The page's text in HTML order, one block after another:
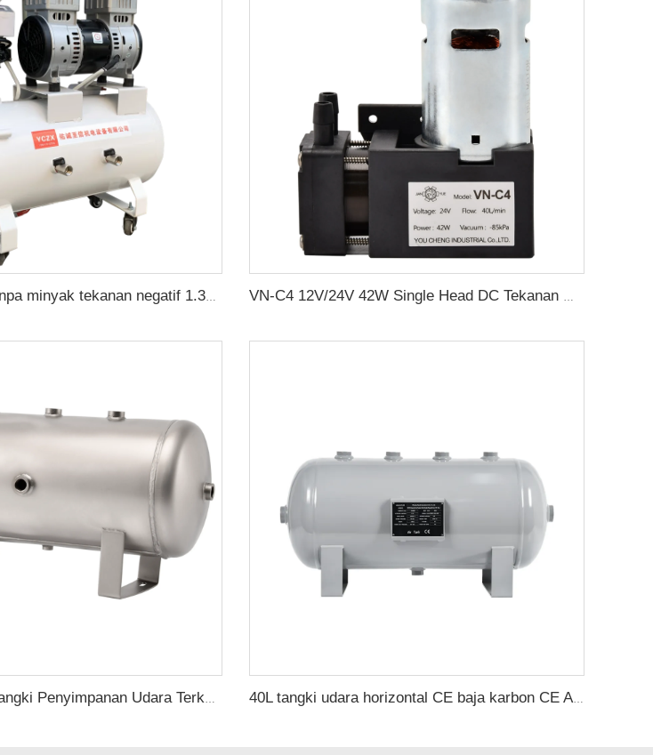
pompa vakum tanpa minyak tekanan negatif 1.3HP 220v 200 L/menit dengan tangki udara 60L untuk mesin cetakan karet VN-C4 12V/24V 42W Single Head DC Tekanan Negatif Pompa Vakum Diaphragm DC
YC-25L-SSHM Tangki Penyimpanan Udara Terkompresi Stainless Steel Horizontal Portabel Matte 40L tangki udara horizontal CE baja karbon CE A2 tangki penerima udara dari pabrik tangki udara Tiongkok